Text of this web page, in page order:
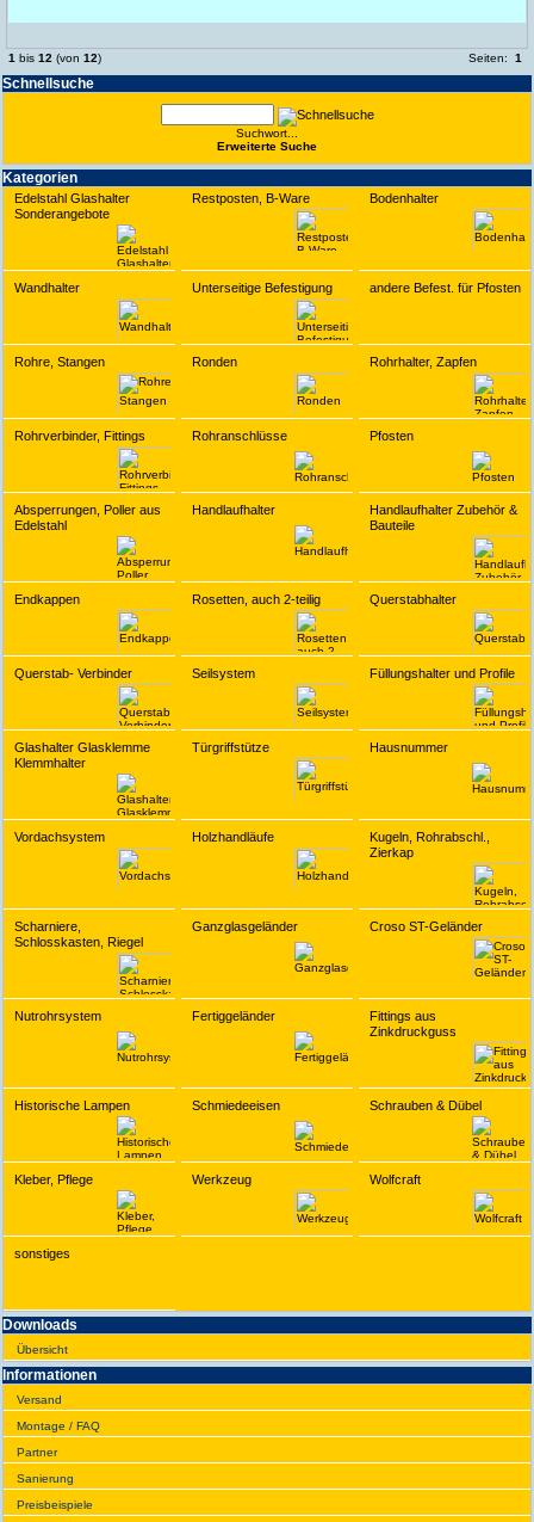
Schnell­suche
Suchwort...
Erwei­terte Suche
Kate­gorien
Edelstahl Glashalter
Sonderangebote
Restposten, B-Ware Bodenhalter
Wandhalter Unterseitige Befestigung andere Befest. für Pfosten
Rohre, Stangen Ronden Rohrhalter, Zapfen
Rohrverbinder, Fittings Rohranschlüsse Pfosten
Absperrungen, Poller aus
Edelstahl
Handlaufhalter
Handlaufhalter Zubehör &
Bauteile
Endkappen Rosetten, auch 2-teilig Querstabhalter
Querstab- Verbinder Seilsystem Füllungshalter und Profile
Glashalter Glasklemme
Klemmhalter
Türgriffstütze Hausnummer
Vordachsystem Holzhandläufe
Kugeln, Rohrabschl.,
Zierkap
Scharniere,
Schlosskasten, Riegel
Ganzglasgeländer Croso ST-Geländer
Nutrohrsystem Fertiggeländer
Fittings aus
Zinkdruckguss
Historische Lampen Schmiedeeisen Schrauben & Dübel
Kleber, Pflege Werkzeug Wolfcraft
sonstiges
Downloads
Übersicht
Infor­ma­tionen
Versand
Montage / FAQ
Partner
Sanie­rung
Preis­beispiele
1 bis 12 (von 12) Seiten: 1